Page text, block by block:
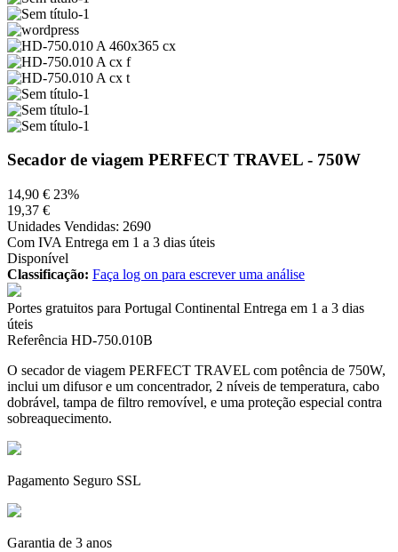
Secador de viagem PERFECT TRAVEL - 750W
14,90 € 23%
19,37 €
Unidades Vendidas: 2690
Com IVA Entrega em 1 a 3 dias úteis
Disponível
Classificação: Faça log on para escrever uma análise
Portes gratuitos para Portugal Continental Entrega em 1 a 3 dias
úteis
Referência HD-750.010B
O secador de viagem PERFECT TRAVEL com potência de 750W,
inclui um difusor e um concentrador, 2 níveis de temperatura, cabo
dobrável, tampa de filtro removível, e uma proteção especial contra
sobreaquecimento.
Pagamento Seguro SSL
Garantia de 3 anos